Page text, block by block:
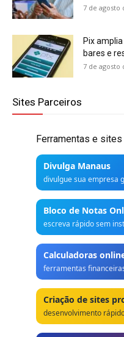
7 de agosto
Pix
bares e
7 de agosto
Sites Parceiros
Ferramentas e
Divulga Manaus
divulgue sua empresa
Bloco de Notas
escreva rápido sem
Calculadoras
ferramentas
Criação de sites
desenvolvimento